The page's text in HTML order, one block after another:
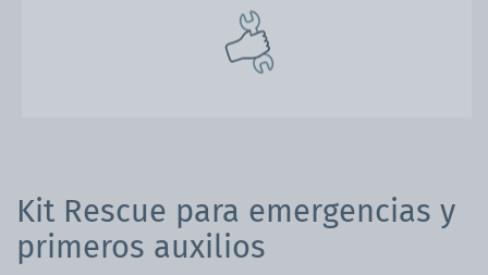
Kit Rescue para emergencias y
primeros auxilios